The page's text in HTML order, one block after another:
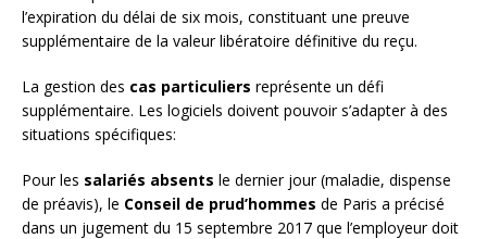
l’expiration du délai de six mois, constituant une preuve
supplémentaire de la valeur libératoire définitive du reçu.
La gestion des cas particuliers représente un défi
supplémentaire. Les logiciels doivent pouvoir s’adapter à des
situations spécifiques:
Pour les salariés absents le dernier jour (maladie, dispense
de préavis), le Conseil de prud’hommes de Paris a précisé
dans un jugement du 15 septembre 2017 que l’employeur doit